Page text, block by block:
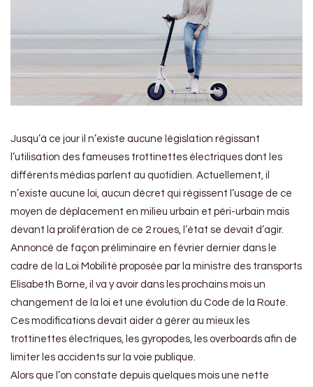
Jusqu’à ce jour il n’existe aucune législation régissant
l’utilisation des fameuses trottinettes électriques dont les
différents médias parlent au quotidien. Actuellement, il
n’existe aucune loi, aucun décret qui régissent l’usage de ce
moyen de déplacement en milieu urbain et péri-urbain mais
devant la prolifération de ce 2 roues, l’état se devait d’agir.
Annoncé de façon préliminaire en février dernier dans le
cadre de la Loi Mobilité proposée par la ministre des transports
Elisabeth Borne, il va y avoir dans les prochains mois un
changement de la loi et une évolution du Code de la Route.
Ces modifications devait aider à gérer au mieux les
trottinettes électriques, les gyropodes, les overboards afin de
limiter les accidents sur la voie publique.
Alors que l’on constate depuis quelques mois une nette